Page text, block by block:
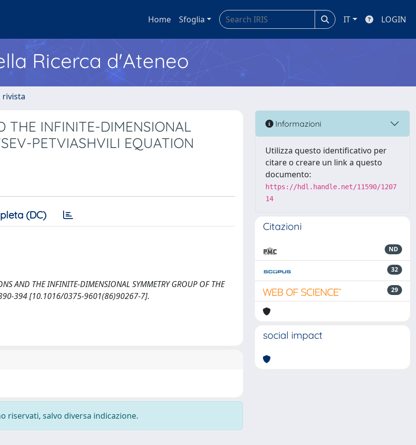
Home Sfoglia IT LOGIN
Ricerca d'Ateneo
rivista
THE INFINITE-DIMENSIONAL
PETVIASHVILI EQUATION
(DC)
AND THE INFINITE-DIMENSIONAL SYMMETRY GROUP OF THE
390-394 [10.1016/0375-9601(86)90267-7].
riservati, salvo diversa indicazione.
Informazioni
Utilizza questo identificativo per
citare o creare un link a questo
documento:
https://hdl.handle.net/11590/1207
14
Citazioni
ND
32
29
social impact